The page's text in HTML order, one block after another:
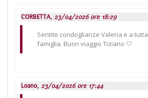
CORBETTA, 23/04/2026 ore 18:29
Sentite condoglianze Valeria e a
famiglia. Buon viaggio Tiziano 🤍
Loano, 23/04/2026 ore 17:44